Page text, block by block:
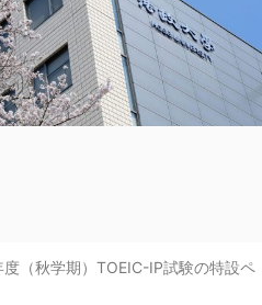
（秋学期）TOEIC-IP試験の特設ペ